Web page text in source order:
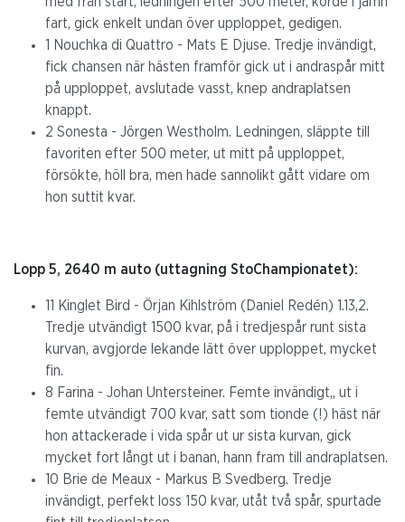
fart, gick enkelt undan över upploppet, gedigen.
1 Nouchka di Quattro - Mats E Djuse. Tredje invändigt,
fick chansen när hästen framför gick ut i andraspår mitt
på upploppet, avslutade vasst, knep andraplatsen
knappt.
2 Sonesta - Jörgen Westholm. Ledningen, släppte till
favoriten efter 500 meter, ut mitt på upploppet,
försökte, höll bra, men hade sannolikt gått vidare om
hon suttit kvar.
Lopp 5, 2640 m auto (uttagning StoChampionatet):
11 Kinglet Bird - Örjan Kihlström (Daniel Redén) 1.13,2.
Tredje utvändigt 1500 kvar, på i tredjespår runt sista
kurvan, avgjorde lekande lätt över upploppet, mycket
fin.
8 Farina - Johan Untersteiner. Femte invändigt,, ut i
femte utvändigt 700 kvar, satt som tionde (!) häst när
hon attackerade i vida spår ut ur sista kurvan, gick
mycket fort långt ut i banan, hann fram till andraplatsen.
10 Brie de Meaux - Markus B Svedberg. Tredje
invändigt, perfekt loss 150 kvar, utåt två spår, spurtade